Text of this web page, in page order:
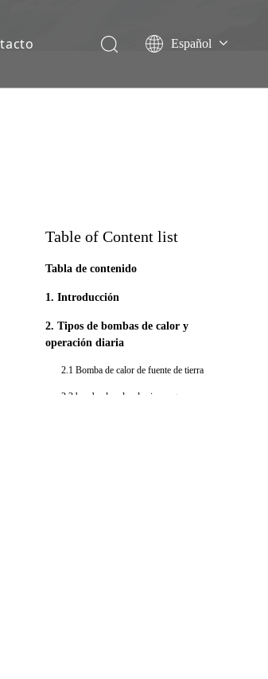
Español
Français
Table of Content list
Tabla de contenido
1. Introducción
2. Tipos de bombas de calor y
operación diaria
2.1 Bomba de calor de fuente de tierra
2.2 bomba de calor de aire a agua